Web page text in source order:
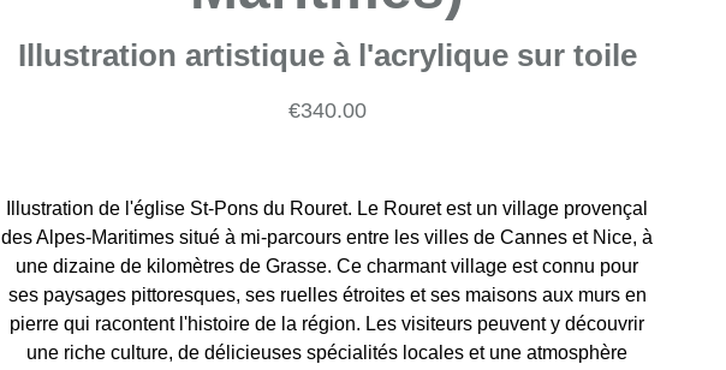
Illustration artistique à l'acrylique sur toile
€340.00
Illustration de l'église St-Pons du Rouret. Le Rouret est un village provençal
des Alpes-Maritimes situé à mi-parcours entre les villes de Cannes et Nice, à
une dizaine de kilomètres de Grasse. Ce charmant village est connu pour
ses paysages pittoresques, ses ruelles étroites et ses maisons aux murs en
pierre qui racontent l'histoire de la région. Les visiteurs peuvent y découvrir
une riche culture, de délicieuses spécialités locales et une atmosphère